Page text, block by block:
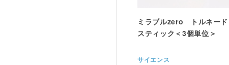
ミラブルzero トルネード
スティック＜3個単位＞
サイエンス